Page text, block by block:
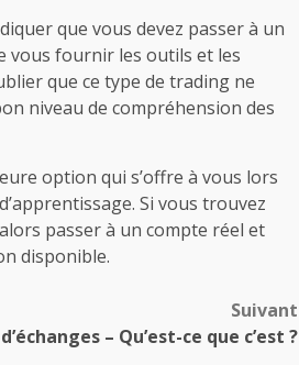
que vous devez passer à un
vous fournir les outils et les
que ce type de trading ne
niveau de compréhension des
option qui s’offre à vous lors
Si vous trouvez
passer à un compte réel et
disponible.
Suivant
– Qu’est-ce que c’est ?